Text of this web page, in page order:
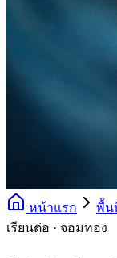
หน้าแรก พื้น
เรียนต่อ · จอมทอง